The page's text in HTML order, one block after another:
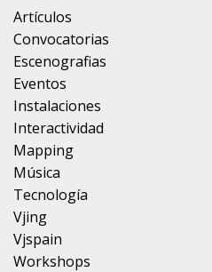
Artículos
Convocatorias
Escenografias
Eventos
Instalaciones
Interactividad
Mapping
Música
Tecnología
Vjing
Vjspain
Workshops